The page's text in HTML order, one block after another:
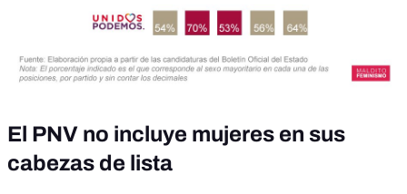
El PNV no incluye mujeres en sus
cabezas de lista